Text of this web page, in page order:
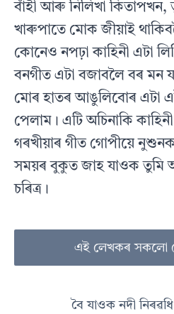
বাঁহী আৰু নিলিখা কিতাপখন,
খাৰুপাতে মোক জীয়াই
কোনেও নপঢ়া কাহিনী এটা
বনগীত এটা বজাবলৈ বৰ মন
মোৰ হাতৰ আঙুলিবোৰ এটা
পেলাম। এটি অচিনাকি
গৰখীয়াৰ গীত গোপীয়ে
সময়ৰ বুকুত জাহ যাওক তুমি
চৰিত্ৰ।
এই লেখকৰ সকলো
বৈ যাওক নদী নিৰৱধি